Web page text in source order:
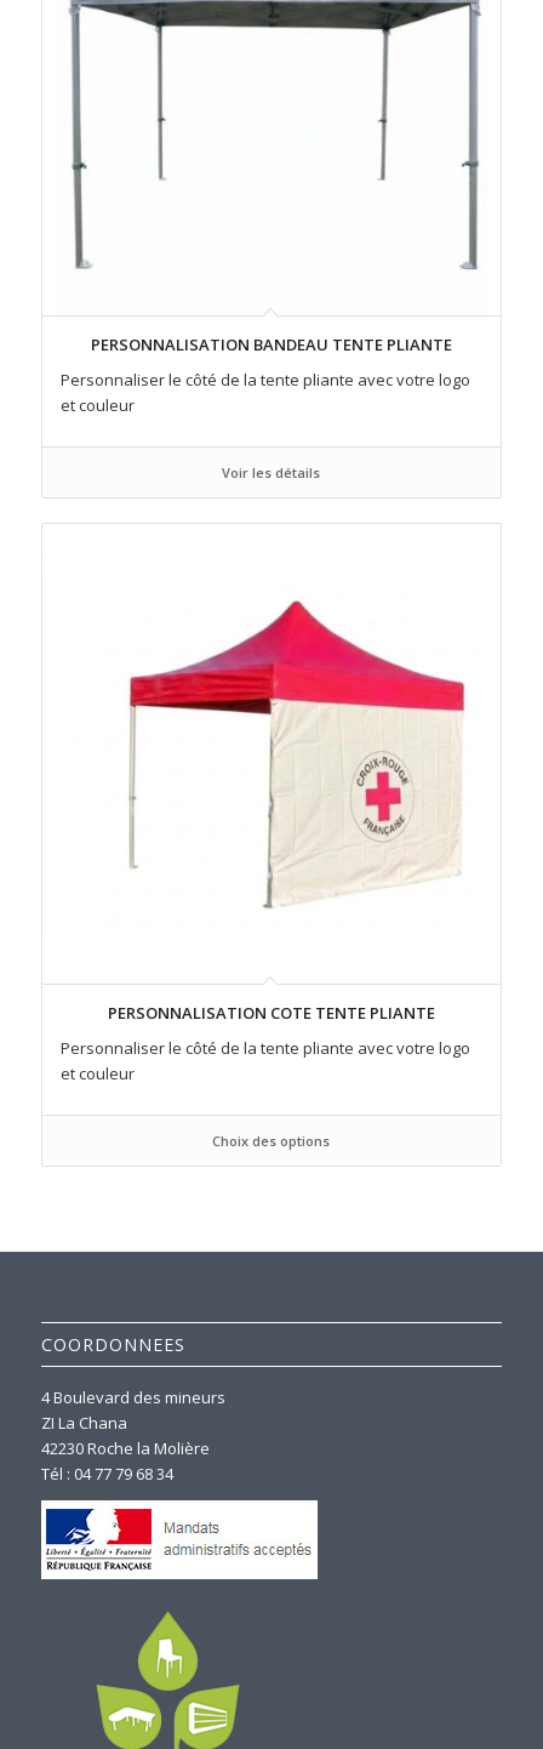
PERSONNALISATION BANDEAU TENTE PLIANTE
Personnaliser le côté de la tente pliante avec votre logo
et couleur
Voir les détails
PERSONNALISATION COTE TENTE PLIANTE
Personnaliser le côté de la tente pliante avec votre logo
et couleur
Choix des options
COORDONNEES
4 Boulevard des mineurs
ZI La Chana
42230 Roche la Molière
Tél : 04 77 79 68 34